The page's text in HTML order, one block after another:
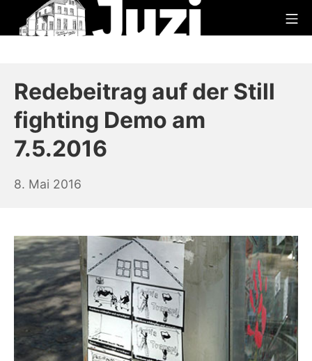
Inhalt
Redebeitrag auf der Still
fighting Demo am
7.5.2016
8. Mai 2016